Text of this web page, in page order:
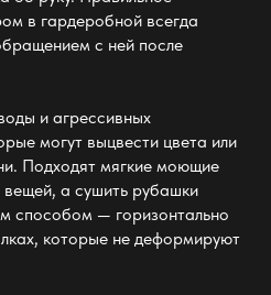
в гардеробной всегда
с ней после
и агрессивных
могут выцвести цвета или
Подходят мягкие моющие
вещей, а сушить рубашки
способом — горизонтально
которые не деформируют